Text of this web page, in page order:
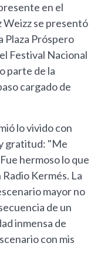
en el
Weizz se presentó
Plaza Próspero
Festival Nacional
parte de la
cargado de
lo vivido con
gratitud: "Me
hermoso lo que
Kermés. La
mayor no
de un
inmensa de
con mis